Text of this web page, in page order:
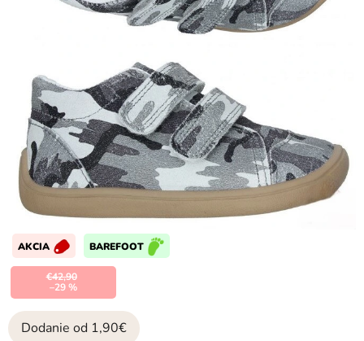
Dodanie od 1,90€
AKCIA BAREFOOT
€42,90
–29 %